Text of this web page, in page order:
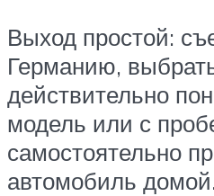
Выход простой:
Германию,
действительно
модель или с
самостоятельно
автомобиль домой.